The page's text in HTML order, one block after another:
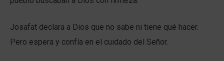
Josafat declara a Dios que no sabe ni tiene qué hacer.
Pero espera y confía en el cuidado del Señor.